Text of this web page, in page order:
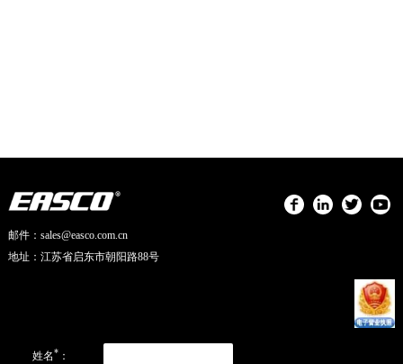
邮件：sales@easco.com.cn
地址：江苏省启东市朝阳路88号
姓名* ：